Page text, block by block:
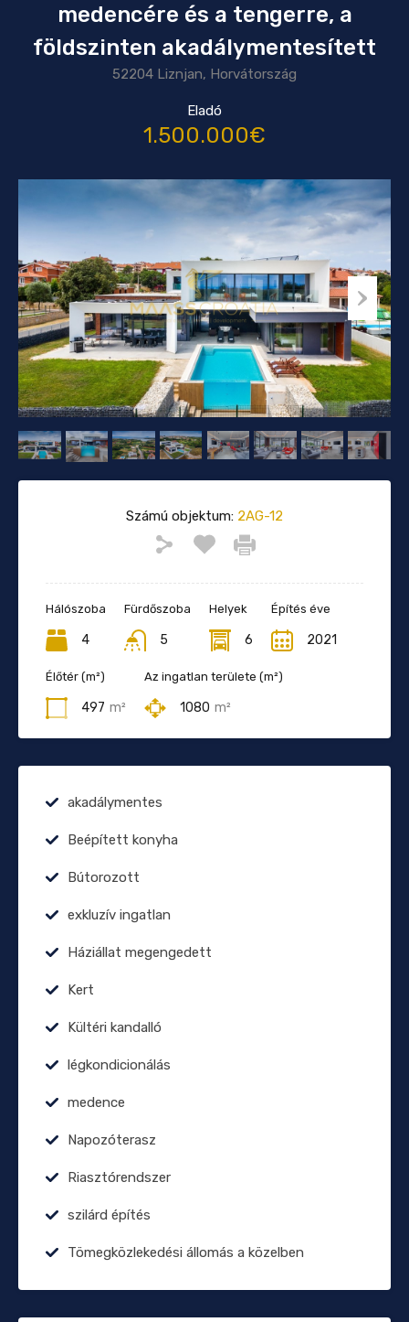
medencére és a tengerre, a
földszinten akadálymentesített
52204 Liznjan, Horvátország
Eladó
1.500.000€
Számú objektum: 2AG-12
Hálószoba
4
Fürdőszoba
5
Helyek
6
Építés éve
2021
Élőtér (m²)
497 m²
Az ingatlan területe (m²)
1080 m²
akadálymentes
Beépített konyha
Bútorozott
exkluzív ingatlan
Háziállat megengedett
Kert
Kültéri kandalló
légkondicionálás
medence
Napozóterasz
Riasztórendszer
szilárd építés
Tömegközlekedési állomás a közelben